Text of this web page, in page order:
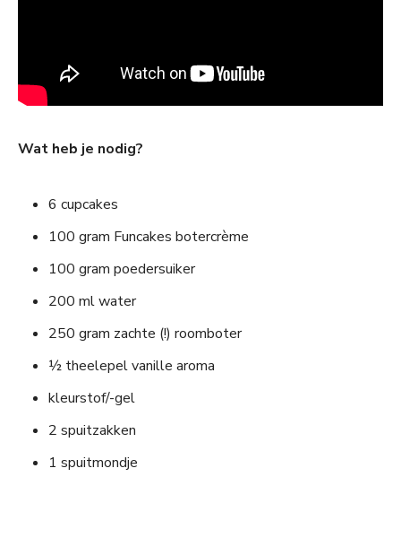
Wat heb je nodig?
6 cupcakes
100 gram Funcakes botercrème
100 gram poedersuiker
200 ml water
250 gram zachte (!) roomboter
½ theelepel vanille aroma
kleurstof/-gel
2 spuitzakken
1 spuitmondje